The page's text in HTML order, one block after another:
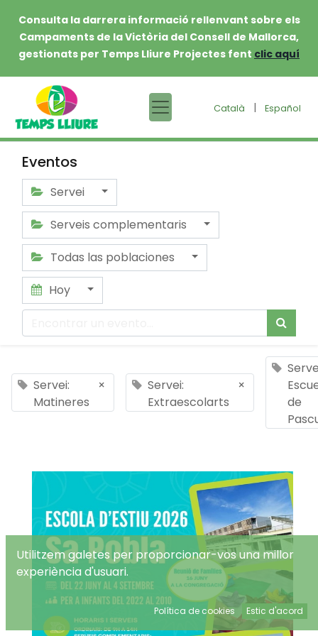
Consulta la darrera informació rellenvant sobre els
Campaments de la Victòria del Consell de Mallorca,
gestionats per Temps Lliure Projectes fent clic aquí
Català | Español
Eventos
Servei
Serveis complementaris
Todas las poblaciones
Hoy
Servei:
Matineres
×
Servei:
Extraescolarts
×
de
Utilitzem galetes per proporcionar-vos una millor
experiència d'usuari.
Política de cookies Estic d'acord